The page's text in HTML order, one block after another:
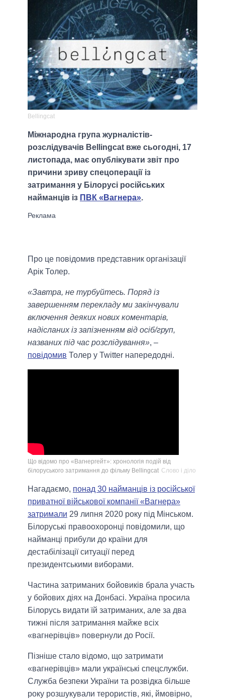
Bellingcat
Міжнародна група журналістів-
розслідувачів Bellingcat вже сьогодні, 17
листопада, має опублікувати звіт про
причини зриву спецоперації із
затримання у Білорусі російських
найманців із ПВК «Вагнера».
Про це повідомив представник організації
Арік Толер.
«Завтра, не турбуйтесь. Поряд із
завершенням перекладу ми закінчували
включення деяких нових коментарів,
надісланих із запізненням від осіб/груп,
названих під час розслідування», –
повідомив Толер у Twitter напередодні.
Що відомо про «Вагнергейт»: хронологія подій від
білоруського затримання до фільму Bellingcat Слово і діло
Нагадаємо, понад 30 найманців із російської
приватної військової компанії «Вагнера»
затримали 29 липня 2020 року під Мінськом.
Білоруські правоохоронці повідомили, що
найманці прибули до країни для
дестабілізації ситуації перед
президентськими виборами.
Частина затриманих бойовиків брала участь
у бойових діях на Донбасі. Україна просила
Білорусь видати їй затриманих, але за два
тижні після затримання майже всіх
«вагнерівців» повернули до Росії.
Пізніше стало відомо, що затримати
«вагнерівців» мали українські спецслужби.
Служба безпеки України та розвідка більше
року розшукували терористів, які, ймовірно,